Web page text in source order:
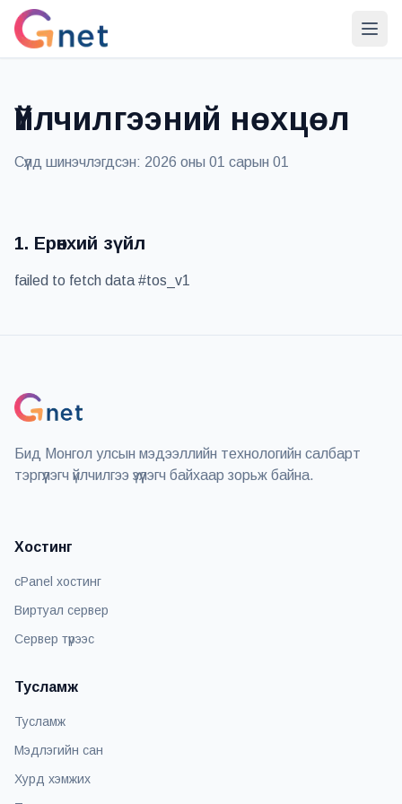
Үйлчилгээний нөхцөл
Сүүлд шинэчлэгдсэн: 2026 оны 01 сарын 01
1. Ерөнхий зүйл
failed to fetch data #tos_v1
Бид Монгол улсын мэдээллийн технологийн салбарт
тэргүүлэгч үйлчилгээ үзүүлэгч байхаар зорьж байна.
Хостинг
cPanel хостинг
Виртуал сервер
Сервер түрээс
Тусламж
Тусламж
Мэдлэгийн сан
Хурд хэмжих